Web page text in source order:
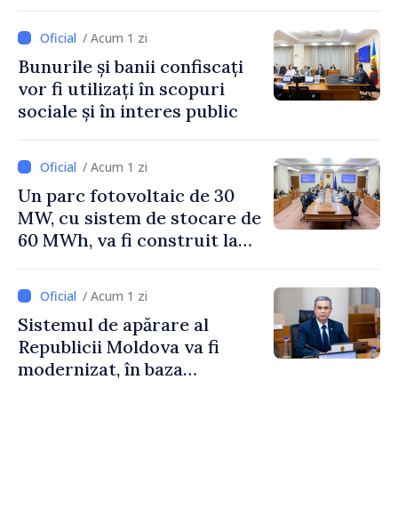
Irlandei de Nord, Fern
Horine / Acum 1 zi
Bunurile și banii confiscați
vor fi utilizați în scopuri
sociale și în interes public
/ Acum 1 zi
Un parc fotovoltaic de 30
MW, cu sistem de stocare de
60 MWh, va fi construit la
/ Acum 1 zi
Sistemul de apărare al
Republicii Moldova va fi
modernizat, în baza